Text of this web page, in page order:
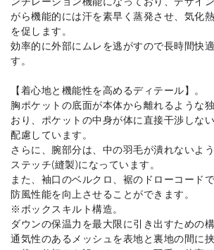
がら機能的には汗を素早く蒸発させ、気化
を促します。
効率的に外部にムレを逃がすので長時間快
す。
【着心地と機能性を高めるディテール】。
胸ポケットの底面が本体から離れるような
おり、ポケットの中身が体に直接干渉しな
配慮しています。
さらに、腕部分は、中の羽毛が潰れないよ
ステッチ(縫製)になっています。
また、袖口のベルクロ、裾のドローコード
防風性能を向上させることができます。
※ボックスキルト構造。
ダウンの保温力を最大限に引き出すための構
通気性のあるメッシュを表地と裏地の間に